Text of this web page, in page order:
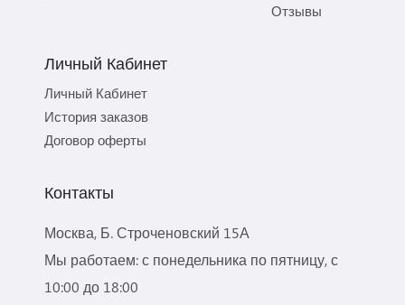
Отзывы
Личный Кабинет
Личный Кабинет
История заказов
Договор оферты
Контакты
Москва, Б. Строченовский 15А
Мы работаем: с понедельника по пятницу, с
10:00 до 18:00